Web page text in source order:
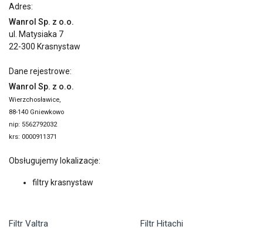
Adres:
Wanrol Sp. z o.o.
ul. Matysiaka 7
22-300 Krasnystaw
Dane rejestrowe:
Wanrol Sp. z o.o.
Wierzchosławice,
88-140 Gniewkowo
nip: 5562792032
krs: 0000911371
Obsługujemy lokalizacje:
filtry krasnystaw
Filtr Valtra Filtr Hitachi